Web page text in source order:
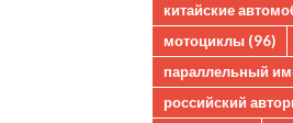
китайские
мотоциклы (96)
параллельный
российский